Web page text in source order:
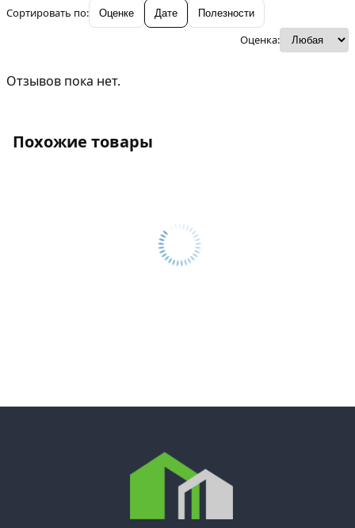
Сортировать по: Оценке Дате Полезности
Оценка:
Отзывов пока нет.
Похожие товары